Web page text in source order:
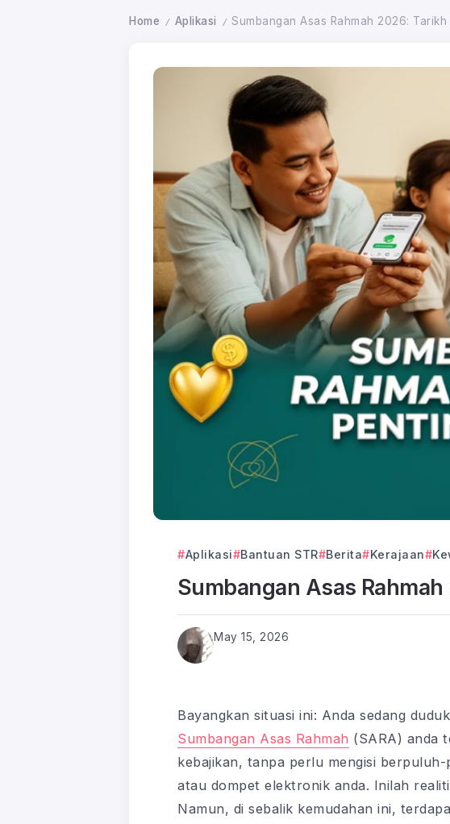
Home / Aplikasi / Sumbangan Asas Rahmah 2026:
Aplikasi Bantuan STR Berita Kerajaan
Sumbangan Asas
May 15, 2026
Bayangkan situasi ini: Anda sedang
Sumbangan Asas Rahmah (SARA) anda
kebajikan, tanpa perlu mengisi
atau dompet elektronik anda. Inilah
Namun, di sebalik kemudahan ini,